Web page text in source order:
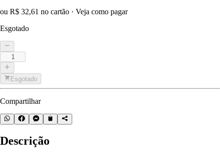
ou R$ 32,61 no cartão · Veja como pagar
Esgotado
Esgotado
Compartilhar
Descrição